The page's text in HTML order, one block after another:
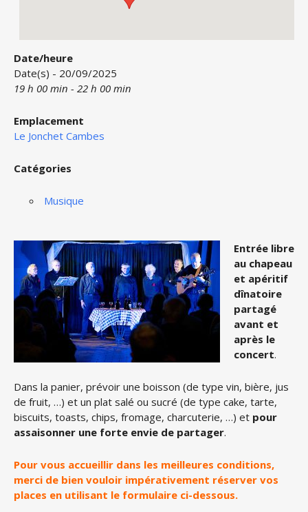
Date/heure
Date(s) - 20/09/2025
19 h 00 min - 22 h 00 min
Emplacement
Le Jonchet Cambes
Catégories
Musique
Entrée libre
au chapeau
et apéritif
dînatoire
partagé
avant et
après le
concert.
Dans la panier, prévoir une boisson (de type vin, bière, jus
de fruit, …) et un plat salé ou sucré (de type cake, tarte,
biscuits, toasts, chips, fromage, charcuterie, …) et pour
assaisonner une forte envie de partager.
Pour vous accueillir dans les meilleures conditions,
merci de bien vouloir impérativement réserver vos
places en utilisant le formulaire ci-dessous.